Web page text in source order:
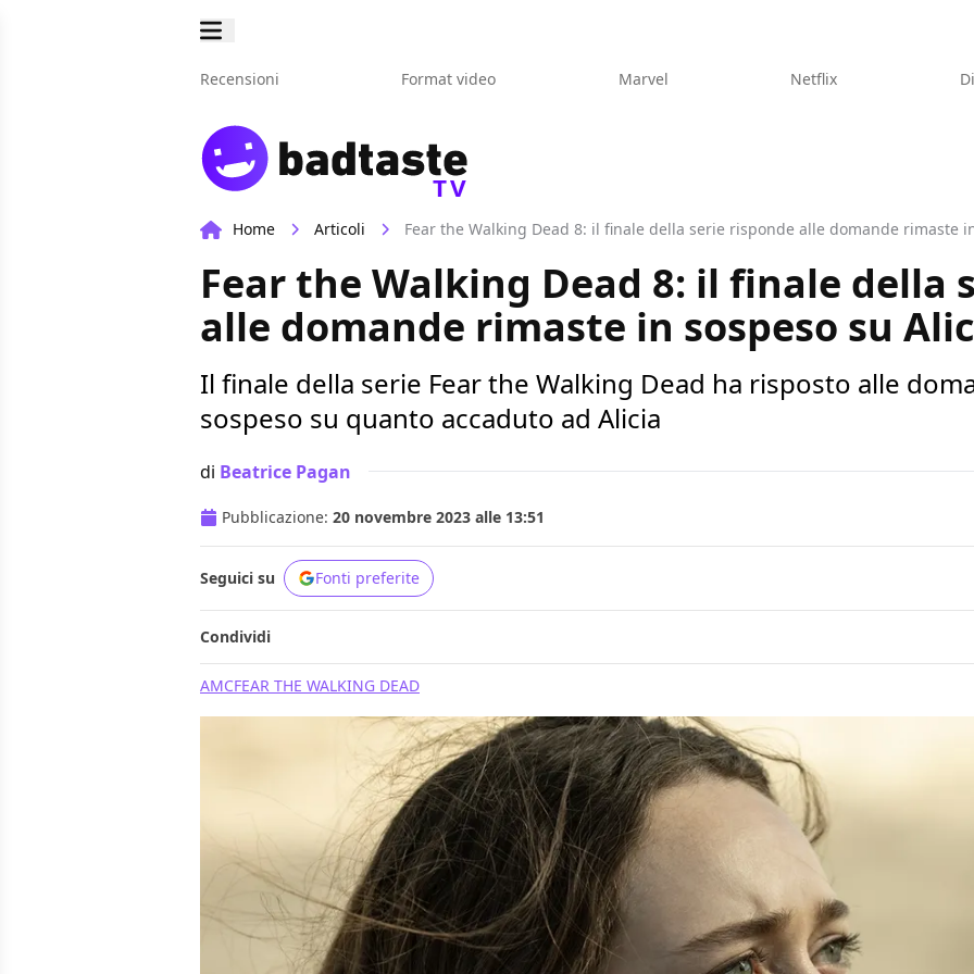
Recensioni Format video Marvel Netflix
TV
Home Articoli Fear the Walking Dead 8: il finale della serie risponde alle domande rimaste
Fear the Walking Dead 8: il finale della
alle domande rimaste in sospeso su
Il finale della serie Fear the Walking Dead ha risposto alle
sospeso su quanto accaduto ad Alicia
di Beatrice Pagan
Pubblicazione: 20 novembre 2023 alle 13:51
Seguici su Fonti preferite
Condividi
AMCFEAR THE WALKING DEAD